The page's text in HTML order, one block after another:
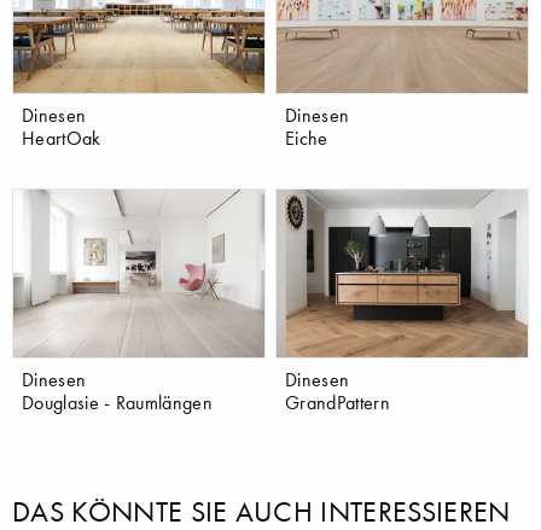
Dinesen
HeartOak
Dinesen
Eiche
Dinesen
Douglasie - Raumlängen
Dinesen
GrandPattern
DAS KÖNNTE SIE AUCH INTERESSIEREN